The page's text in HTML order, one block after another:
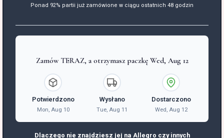
Ponad 92% partii już zamówione w ciągu ostatnich 48 godzin
Zamów TERAZ, a otrzymasz paczkę Wed, Aug 12
Potwierdzono
Mon, Aug 10
Wysłano
Tue, Aug 11
Dostarczono
Wed, Aug 12
Dlaczego nie znajdziesz jej na Allegro czy innych